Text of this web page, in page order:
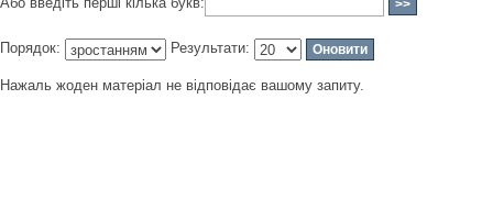
Порядок: Результати:
Нажаль жоден матеріал не відповідає вашому запиту.